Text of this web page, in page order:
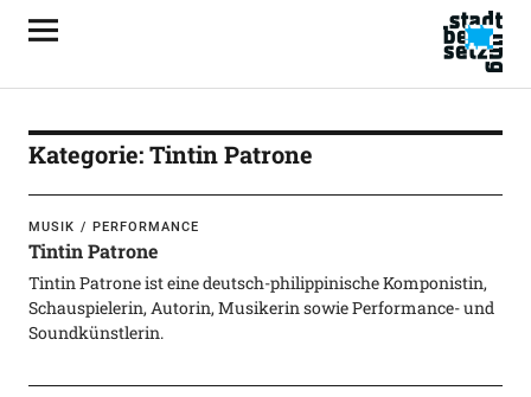
Kategorie:Tintin Patrone
MUSIK PERFORMANCE
Tintin Patrone
Tintin Patrone ist eine deutsch-philippinische Komponistin,
Schauspielerin, Autorin, Musikerin sowie Performance- und
Soundkünstlerin.